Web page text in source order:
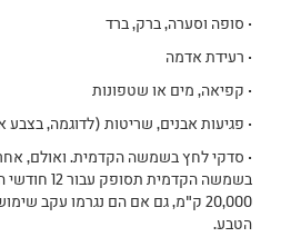
• סופה וסערה, ברק, ברד
• רעידת אדמה
• קפיאה, מים או שטפונות
• פגיעות אבנים, שריטות (לדוגמה, בצבע
• סדקי לחץ בשמשה הקדמית. ואולם,
בשמשה
20,000 ק"מ, גם אם הם נגרמו עקב
הטבע.